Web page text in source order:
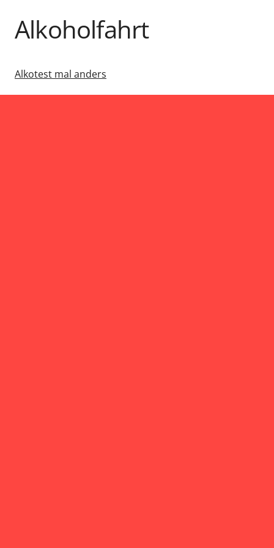
Alkoholfahrt
Alkotest mal anders